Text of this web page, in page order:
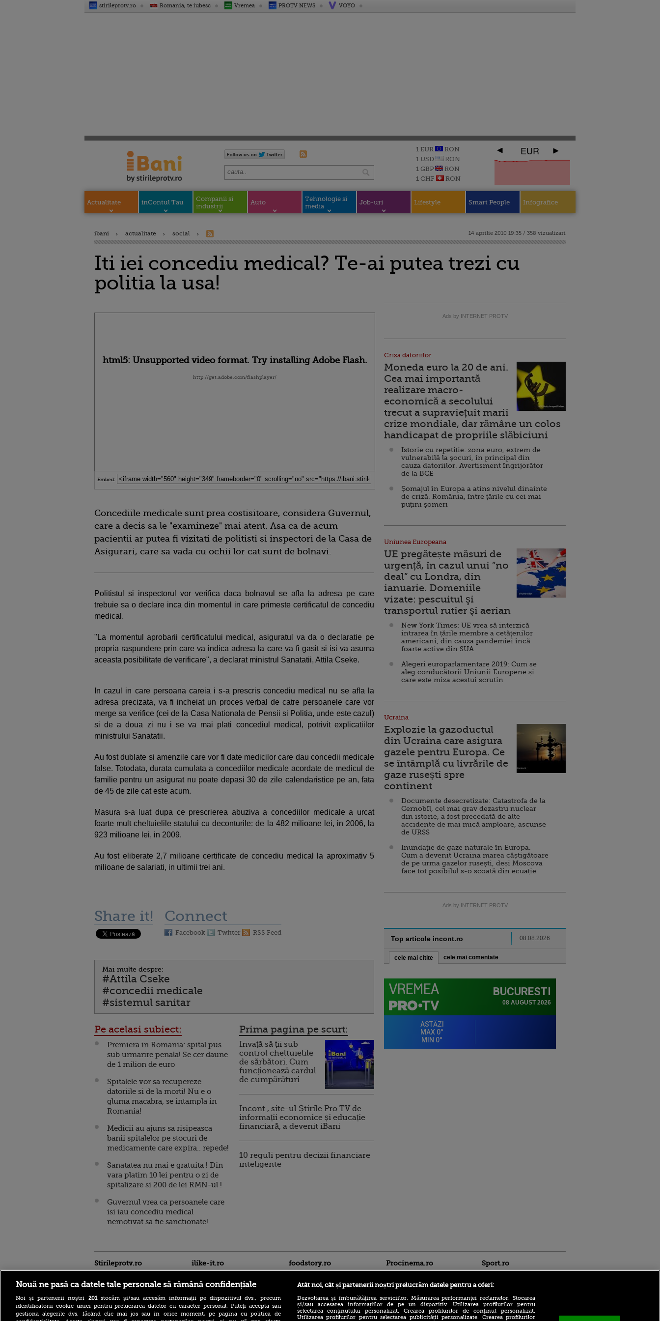
stirileprotv.ro Romania, te iubesc Vremea PROTV NEWS VOYO
1 EUR
RON
1 USD
RON
1 GBP
RON
1 CHF
RON
EUR
Actualitate inContul Tau
Companii si
industrii
Auto
Tehnologie si
media
Job-uri Lifestyle Smart People Infografice
ibani actualitate social 14 aprilie 2010 19:35 / 358 vizualizari
Iti iei concediu medical? Te-ai putea trezi cu
politia la usa!
html5: Unsupported video format. Try installing Adobe Flash.
http://get.adobe.com/flashplayer/
Embed:
Concediile medicale sunt prea costisitoare, considera Guvernul,
care a decis sa le "examineze" mai atent. Asa ca de acum
pacientii ar putea fi vizitati de politisti si inspectori de la Casa de
Asigurari, care sa vada cu ochii lor cat sunt de bolnavi.
Politistul si inspectorul vor verifica daca bolnavul se afla la adresa pe care
trebuie sa o declare inca din momentul in care primeste certificatul de concediu
medical.
"La momentul aprobarii certificatului medical, asiguratul va da o declaratie pe
propria raspundere prin care va indica adresa la care va fi gasit si isi va asuma
aceasta posibilitate de verificare", a declarat ministrul Sanatatii, Attila Cseke.
In cazul in care persoana careia i s-a prescris concediu medical nu se afla la
adresa precizata, va fi incheiat un proces verbal de catre persoanele care vor
merge sa verifice (cei de la Casa Nationala de Pensii si Politia, unde este cazul)
si de a doua zi nu i se va mai plati concediul medical, potrivit explicatiilor
ministrului Sanatatii.
Au fost dublate si amenzile care vor fi date medicilor care dau concedii medicale
false. Totodata, durata cumulata a concediilor medicale acordate de medicul de
familie pentru un asigurat nu poate depasi 30 de zile calendaristice pe an, fata
de 45 de zile cat este acum.
Masura s-a luat dupa ce prescrierea abuziva a concediilor medicale a urcat
foarte mult cheltuielile statului cu deconturile: de la 482 milioane lei, in 2006, la
923 milioane lei, in 2009.
Au fost eliberate 2,7 milioane certificate de concediu medical la aproximativ 5
milioane de salariati, in ultimii trei ani.
Share it! Connect
Facebook Twitter RSS Feed
Mai multe despre:
#Attila Cseke
#concedii medicale
#sistemul sanitar
Pe acelasi subiect:
Premiera in Romania: spital pus
sub urmarire penala! Se cer daune
de 1 milion de euro
Spitalele vor sa recupereze
datoriile si de la morti! Nu e o
gluma macabra, se intampla in
Romania!
Medicii au ajuns sa risipeasca
banii spitalelor pe stocuri de
medicamente care expira.. repede!
Sanatatea nu mai e gratuita ! Din
vara platim 10 lei pentru o zi de
spitalizare si 200 de lei RMN-ul !
Guvernul vrea ca persoanele care
isi iau concediu medical
nemotivat sa fie sanctionate!
Prima pagina pe scurt:
Invață să ții sub
control cheltuielile
de sărbători. Cum
funcționează cardul
de cumpărături
Incont , site-ul Știrile Pro TV de
informații economice și educație
financiară, a devenit iBani
10 reguli pentru decizii financiare
inteligente
Ads by INTERNET PROTV
Criza datoriilor
Moneda euro la 20 de ani.
Cea mai importantă
realizare macro-
economică a secolului
trecut a supraviețuit marii
crize mondiale, dar rămâne un colos
handicapat de propriile slăbiciuni
Istorie cu repetiție: zona euro, extrem de
vulnerabilă la șocuri, în principal din
cauza datoriilor. Avertisment îngrijorător
de la BCE
Șomajul în Europa a atins nivelul dinainte
de criză. România, între țările cu cei mai
puțini șomeri
Uniunea Europeana
UE pregătește măsuri de
urgență, în cazul unui ”no
deal” cu Londra, din
ianuarie. Domeniile
vizate: pescuitul şi
transportul rutier şi aerian
New York Times: UE vrea să interzică
intrarea în țările membre a cetăţenilor
americani, din cauza pandemiei încă
foarte active din SUA
Alegeri europarlamentare 2019: Cum se
aleg conducătorii Uniunii Europene și
care este miza acestui scrutin
Ucraina
Explozie la gazoductul
din Ucraina care asigura
gazele pentru Europa. Ce
se întâmplă cu livrările de
gaze rusești spre
continent
Documente desecretizate: Catastrofa de la
Cernobîl, cel mai grav dezastru nuclear
din istorie, a fost precedată de alte
accidente de mai mică amploare, ascunse
de URSS
Inundație de gaze naturale în Europa.
Cum a devenit Ucraina marea câștigătoare
de pe urma gazelor rusești, deși Moscova
face tot posibilul s-o scoată din ecuație
Ads by INTERNET PROTV
Top articole incont.ro 08.08.2026
cele mai citite cele mai comentate
Stirileprotv.ro ilike-it.ro foodstory.ro Procinema.ro Sport.ro
Nouă ne pasă ca datele tale personale să rămână confidențiale
Noi și partenerii noștri 201stocăm și/sau accesăm informații pe dispozitivul dvs., precum
identificatorii cookie unici pentru prelucrarea datelor cu caracter personal. Puteți accepta sau
gestiona alegerile dvs. făcând clic mai jos sau în orice moment, pe pagina cu politica de
Atât noi, cât și partenerii noștri prelucrăm datele pentru a oferi:
Dezvoltarea și îmbunătățirea serviciilor. Măsurarea performanței reclamelor. Stocarea
și/sau accesarea informațiilor de pe un dispozitiv. Utilizarea profilurilor pentru
selectarea conținutului personalizat. Crearea profilurilor de conținut personalizat.
Utilizarea profilurilor pentru selectarea publicității personalizate. Crearea profilurilor